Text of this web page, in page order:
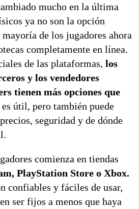
mucho en la última
ya no son la opción
de los jugadores ahora
completamente en línea.
de las plataformas, los
y los vendedores
tienen más opciones que
útil, pero también puede
seguridad y de dónde
comienza en tiendas
PlayStation Store o Xbox.
confiables y fáciles de usar,
ser fijos a menos que haya